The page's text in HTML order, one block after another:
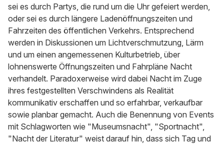
sei es durch Partys, die rund um die Uhr gefeiert werden,
oder sei es durch längere Ladenöffnungszeiten und
Fahrzeiten des öffentlichen Verkehrs. Entsprechend
werden in Diskussionen um Lichtverschmutzung, Lärm
und um einen angemessenen Kulturbetrieb, über
lohnenswerte Öffnungszeiten und Fahrpläne Nacht
verhandelt. Paradoxerweise wird dabei Nacht im Zuge
ihres festgestellten Verschwindens als Realität
kommunikativ erschaffen und so erfahrbar, verkaufbar
sowie planbar gemacht. Auch die Benennung von Events
mit Schlagworten wie "Museumsnacht", "Sportnacht",
"Nacht der Literatur" weist darauf hin, dass sich Tag und